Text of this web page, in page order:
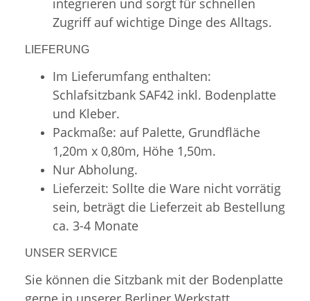
Zugriff auf wichtige Dinge des Alltags.
LIEFERUNG
Im Lieferumfang enthalten:
Schlafsitzbank SAF42 inkl. Bodenplatte
und Kleber.
Packmaße: auf Palette, Grundfläche
1,20m x 0,80m, Höhe 1,50m.
Nur Abholung.
Lieferzeit: Sollte die Ware nicht vorrätig
sein, beträgt die Lieferzeit ab Bestellung
ca. 3-4 Monate
UNSER SERVICE
Sie können die Sitzbank mit der Bodenplatte